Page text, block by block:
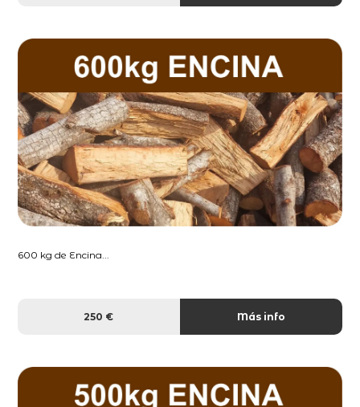
600 kg de Encina...
250 € Más info